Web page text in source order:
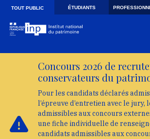
Skip to main navigation
Aller au contenu principal
TOUT PUBLIC ÉTUDIANTS
Concours 2026 de
conservateurs du
Pour les candidats déclarés
l’épreuve d’entretien avec le jury,
admissibles aux concours
une fiche individuelle de
candidats admissibles aux